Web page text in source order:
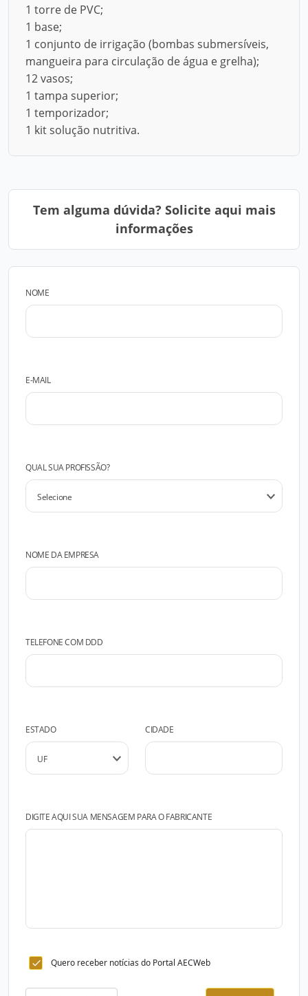
1 torre de PVC;
1 base;
1 conjunto de irrigação (bombas submersíveis,
mangueira para circulação de água e grelha);
12 vasos;
1 tampa superior;
1 temporizador;
1 kit solução nutritiva.
Tem alguma dúvida? Solicite aqui mais
informações
NOME
E-MAIL
QUAL SUA PROFISSÃO?
NOME DA EMPRESA
TELEFONE COM DDD
ESTADO CIDADE
DIGITE AQUI SUA MENSAGEM PARA O FABRICANTE
Quero receber notícias do Portal AECWeb